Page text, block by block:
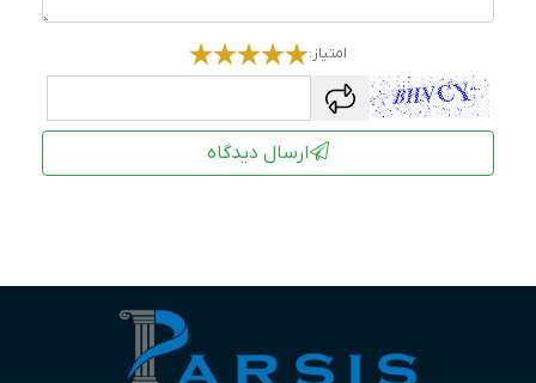
امتیاز:
captcha
ارسال دیدگاه